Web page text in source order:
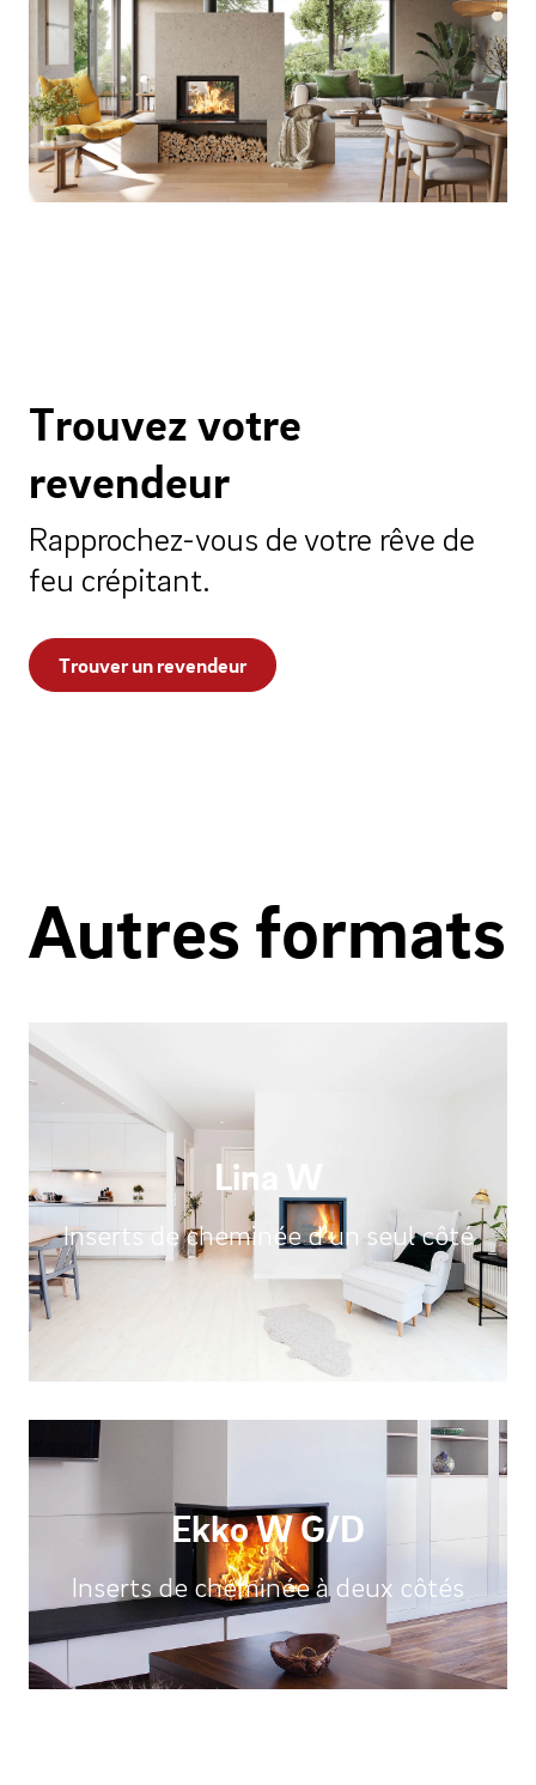
Trouvez votre
revendeur
Rapprochez-vous de votre rêve de
feu crépitant.
Trouver un revendeur
Autres formats
Lina W
Inserts de cheminée d'un seul côté
Ekko W G/D
Inserts de cheminée à deux côtés